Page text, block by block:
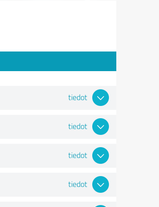
tiedot
tiedot
tiedot
tiedot